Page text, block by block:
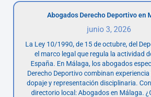
Abogados Derecho Deportivo en
junio 3, 2026
La Ley 10/1990, de 15 de octubre, del
el marco legal que regula la actividad
España. En Málaga, los abogados
Derecho Deportivo combinan
dopaje y representación disciplinaria.
directorio local: Abogados en Málaga.